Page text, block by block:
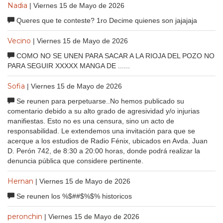
Nadia | Viernes 15 de Mayo de 2026
Queres que te conteste? 1ro Decime quienes son jajajaja
Vecino | Viernes 15 de Mayo de 2026
COMO NO SE UNEN PARA SACAR A LA RIOJA DEL POZO NO
PARA SEGUIR XXXXX MANGA DE ......
Sofia | Viernes 15 de Mayo de 2026
Se reunen para perpetuarse..No hemos publicado su
comentario debido a su alto grado de agresividad y/o injurias
manifiestas. Esto no es una censura, sino un acto de
responsabilidad. Le extendemos una invitación para que se
acerque a los estudios de Radio Fénix, ubicados en Avda. Juan
D. Perón 742, de 8:30 a 20:00 horas, donde podrá realizar la
denuncia pública que considere pertinente.
Hernan | Viernes 15 de Mayo de 2026
Se reunen los %$##$%$% historicos
peronchin | Viernes 15 de Mayo de 2026